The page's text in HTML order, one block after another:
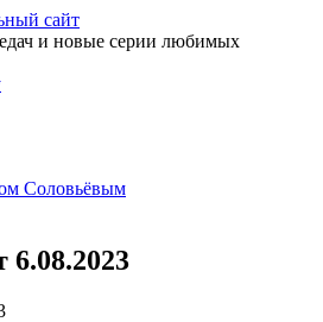
сайт
и новые серии любимых
Соловьёвым
6.08.2023